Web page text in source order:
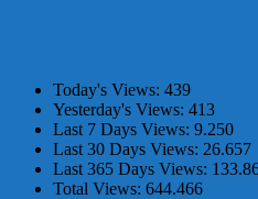
Today's Views: 439
Yesterday's Views: 413
Last 7 Days Views: 9.250
Last 30 Days Views: 26.657
Last 365 Days Views:
Total Views: 644.466